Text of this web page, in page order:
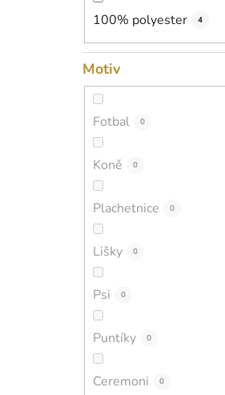
100% polyester 4
Motiv
Fotbal 0
Koně 0
Plachetnice 0
Lišky 0
Psi 0
Puntíky 0
Ceremoni 0